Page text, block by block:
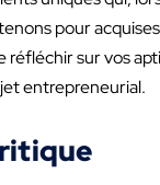
pour
sur vos
entrepreneurial.